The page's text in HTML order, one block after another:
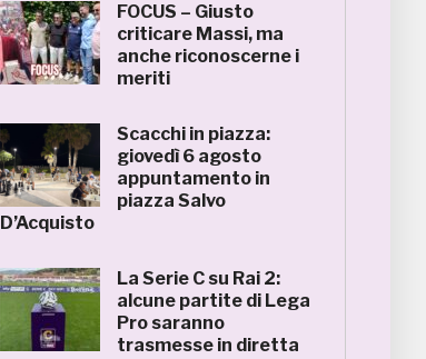
FOCUS – Giusto
criticare Massi, ma
anche riconoscerne i
meriti
Scacchi in piazza:
giovedì 6 agosto
appuntamento in
piazza Salvo
D’Acquisto
La Serie C su Rai 2:
alcune partite di Lega
Pro saranno
trasmesse in diretta